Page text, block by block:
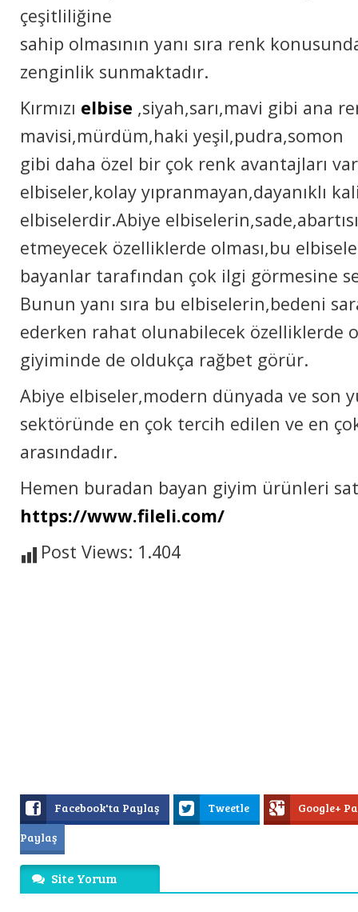
çeşitliliğine
sahip olmasının yanı sıra renk
zenginlik sunmaktadır.
Kırmızı elbise ,siyah,sarı,mavi gibi ana
mavisi,mürdüm,haki yeşil,pudra,somon
gibi daha özel bir çok renk avantajları
elbiseler,kolay yıpranmayan,dayanıklı
elbiselerdir.Abiye
etmeyecek özelliklerde olması,bu
bayanlar tarafından çok ilgi görmesine
Bunun yanı sıra bu elbiselerin,bedeni
ederken rahat olunabilecek özelliklerde
giyiminde de oldukça rağbet görür.
Abiye elbiseler,modern dünyada ve son
sektöründe en çok tercih edilen ve en
arasındadır.
Hemen buradan bayan giyim ürünleri
https://www.fileli.com/
Post Views: 1.404
Facebook'ta Paylaş Tweetle
Google+
Paylaş
Site Yorum